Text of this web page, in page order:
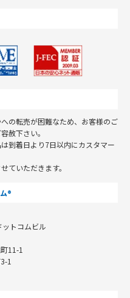
の転売が困難なため、お客様のご
赦下さい。
到着日より7日以内にカスタマー
ていただきます。
®
トコムビル
11-1
1